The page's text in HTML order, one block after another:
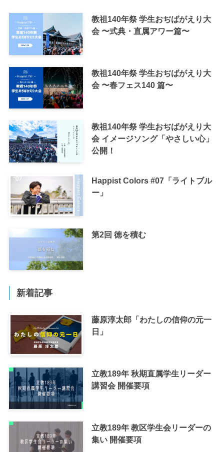
教祖140年祭 学生おぢばがえり大
会 〜式典・直属アワー篇〜
教祖140年祭 学生おぢばがえり大
会 〜春フェス140 篇〜
教祖140年祭 学生おぢばがえり大
会 イメージソング「やさしい心」
公開！
Happist Colors #07「ライトブル
ー」
第2回 徳を積む
新着記事
藤原淳太郎「わたしの信仰の元一
日」
立教189年 秋期直属学生リーダー
講習会 開催要項
立教189年 教区学生会リーダーの
集い 開催要項